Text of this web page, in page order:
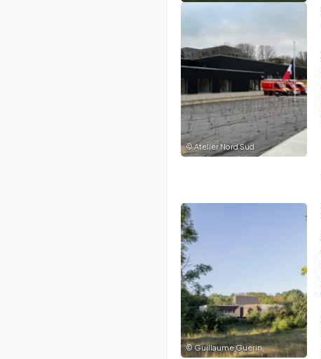
©Atelier Nord Sud
©Guillaume Guerin